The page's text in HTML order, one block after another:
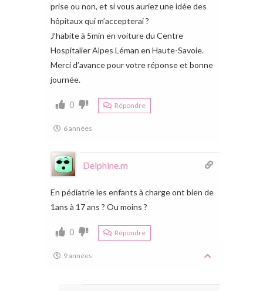
prise ou non, et si vous auriez une idée des
hôpitaux qui m’accepterai ?
J’habite à 5min en voiture du Centre
Hospitalier Alpes Léman en Haute-Savoie.
Merci d’avance pour votre réponse et bonne
journée.
0 Répondre
6 années
Delphine.m
En pédiatrie les enfants à charge ont bien de
1ans à 17 ans ? Ou moins ?
0 Répondre
9 années